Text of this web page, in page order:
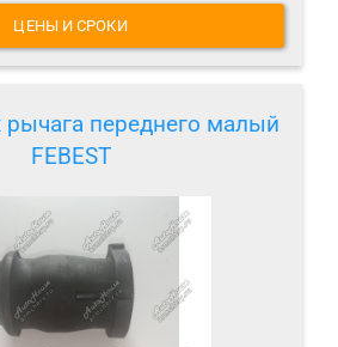
ЦЕНЫ И СРОКИ
рычага переднего малый
FEBEST